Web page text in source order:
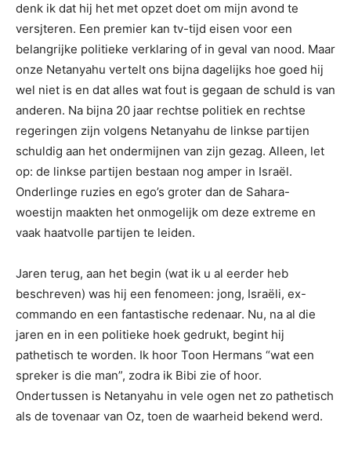
denk ik dat hij het met opzet doet om mijn avond te
versjteren. Een premier kan tv-tijd eisen voor een
belangrijke politieke verklaring of in geval van nood. Maar
onze Netanyahu vertelt ons bijna dagelijks hoe goed hij
wel niet is en dat alles wat fout is gegaan de schuld is van
anderen. Na bijna 20 jaar rechtse politiek en rechtse
regeringen zijn volgens Netanyahu de linkse partijen
schuldig aan het ondermijnen van zijn gezag. Alleen, let
op: de linkse partijen bestaan nog amper in Israël.
Onderlinge ruzies en ego’s groter dan de Sahara-
woestijn maakten het onmogelijk om deze extreme en
vaak haatvolle partijen te leiden.
Jaren terug, aan het begin (wat ik u al eerder heb
beschreven) was hij een fenomeen: jong, Israëli, ex-
commando en een fantastische redenaar. Nu, na al die
jaren en in een politieke hoek gedrukt, begint hij
pathetisch te worden. Ik hoor Toon Hermans “wat een
spreker is die man”, zodra ik Bibi zie of hoor.
Ondertussen is Netanyahu in vele ogen net zo pathetisch
als de tovenaar van Oz, toen de waarheid bekend werd.